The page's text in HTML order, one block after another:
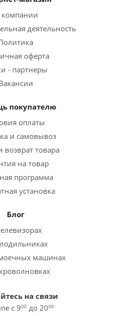
деятельность
оферта
- партнеры
покупателю
оплаты
и самовывоз
товара
на товар
программа
установка
Блог
машинах
на связи
c 900 до 2000